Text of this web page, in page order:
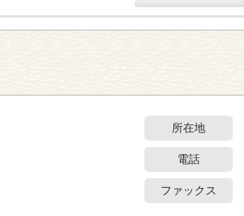
所在地
電話
ファックス